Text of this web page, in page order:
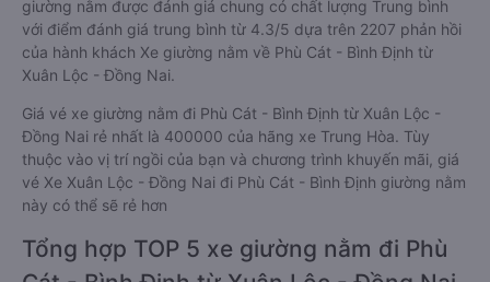
giường nằm được đánh giá chung có chất lượng Trung bình
với điểm đánh giá trung bình từ 4.3/5 dựa trên 2207 phản hồi
của hành khách Xe giường nằm về Phù Cát - Bình Định từ
Xuân Lộc - Đồng Nai.
Giá vé xe giường nằm đi Phù Cát - Bình Định từ Xuân Lộc -
Đồng Nai rẻ nhất là 400000 của hãng xe Trung Hòa. Tùy
thuộc vào vị trí ngồi của bạn và chương trình khuyến mãi, giá
vé Xe Xuân Lộc - Đồng Nai đi Phù Cát - Bình Định giường nằm
này có thể sẽ rẻ hơn
Tổng hợp TOP 5 xe giường nằm đi Phù